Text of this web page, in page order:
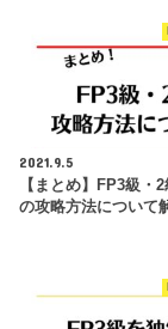
2021.9.5
【まとめ】FP3級・
の攻略方法について